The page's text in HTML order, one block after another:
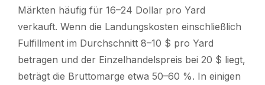
Märkten häufig für 16–24 Dollar pro Yard
verkauft. Wenn die Landungskosten einschließlich
Fulfillment im Durchschnitt 8–10 $ pro Yard
betragen und der Einzelhandelspreis bei 20 $ liegt,
beträgt die Bruttomarge etwa 50–60 %. In einigen